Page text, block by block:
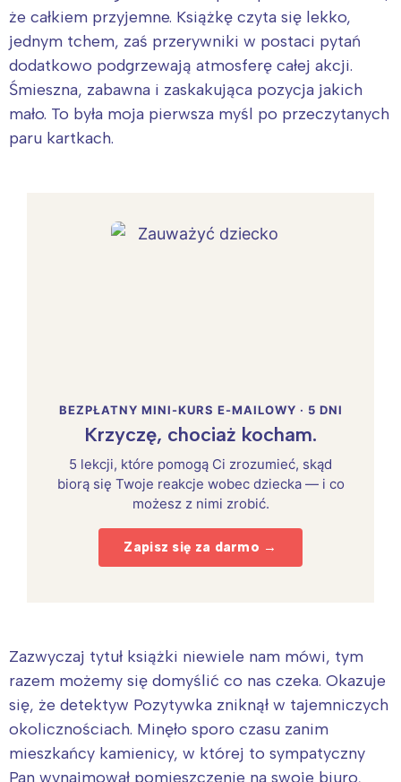
że całkiem przyjemne. Książkę czyta się lekko,
jednym tchem, zaś przerywniki w postaci pytań
dodatkowo podgrzewają atmosferę całej akcji.
Śmieszna, zabawna i zaskakująca pozycja jakich
mało. To była moja pierwsza myśl po przeczytanych
paru kartkach.
BEZPŁATNY MINI-KURS E-MAILOWY · 5 DNI
Krzyczę, chociaż kocham.
5 lekcji, które pomogą Ci zrozumieć, skąd
biorą się Twoje reakcje wobec dziecka — i co
możesz z nimi zrobić.
Zapisz się za darmo →
Zazwyczaj tytuł książki niewiele nam mówi, tym
razem możemy się domyślić co nas czeka. Okazuje
się, że detektyw Pozytywka zniknął w tajemniczych
okolicznościach. Minęło sporo czasu zanim
mieszkańcy kamienicy, w której to sympatyczny
Pan wynajmował pomieszczenie na swoje biuro,